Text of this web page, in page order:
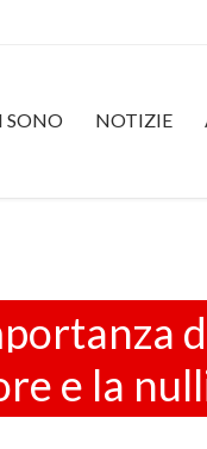
SONO NOTIZIE
e la